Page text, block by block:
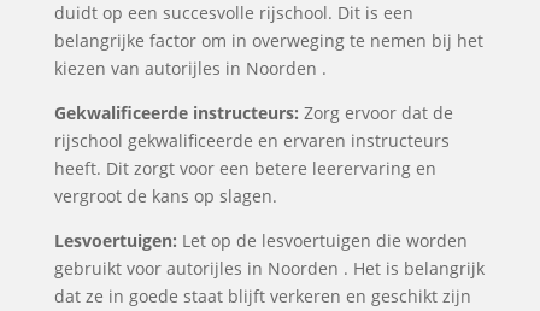
duidt op een succesvolle rijschool. Dit is een
belangrijke factor om in overweging te nemen bij het
kiezen van autorijles in Noorden .
Gekwalificeerde instructeurs: Zorg ervoor dat de
rijschool gekwalificeerde en ervaren instructeurs
heeft. Dit zorgt voor een betere leerervaring en
vergroot de kans op slagen.
Lesvoertuigen: Let op de lesvoertuigen die worden
gebruikt voor autorijles in Noorden . Het is belangrijk
dat ze in goede staat blijft verkeren en geschikt zijn